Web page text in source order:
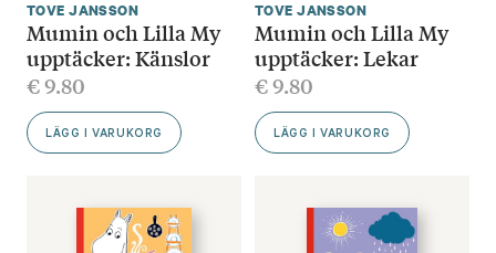
TOVE JANSSON
Mumin och Lilla My
upptäcker: Känslor
€9.80
LÄGG I VARUKORG
TOVE JANSSON
Mumin och Lilla My
upptäcker: Lekar
€9.80
LÄGG I VARUKORG